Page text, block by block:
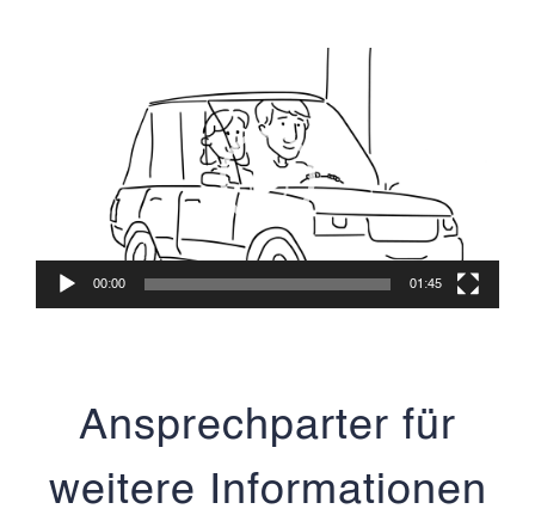
00:00 01:45
Ansprechparter für
weitere Informationen